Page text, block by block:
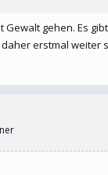
Gewalt gehen. Es
erstmal weiter